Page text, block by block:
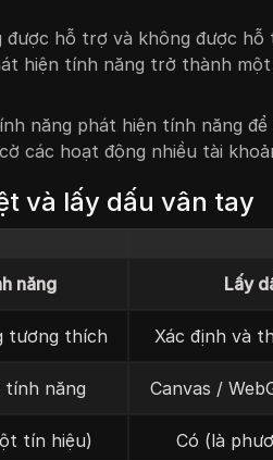
hỗ trợ và không được hỗ
hiện tính năng trở thành một
năng phát hiện tính năng để
các hoạt động nhiều tài
và lấy dấu vân tay
năng Lấy
tương thích Xác định và
tính năng Canvas /
tín hiệu) Có (là